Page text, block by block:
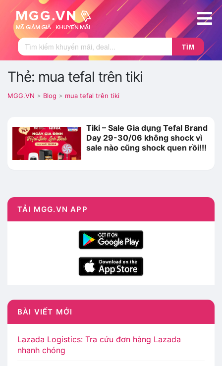
TÌM
Thẻ: mua tefal trên tiki
MGG.VN > Blog > mua tefal trên tiki
Tiki – Sale Gia dụng Tefal Brand
Day 29-30/06 không shock vì
sale nào cũng shock quen rồi!!!
TẢI MGG.VN APP
BÀI VIẾT MỚI
Lazada Logistics: Tra cứu đơn hàng Lazada
nhanh chóng